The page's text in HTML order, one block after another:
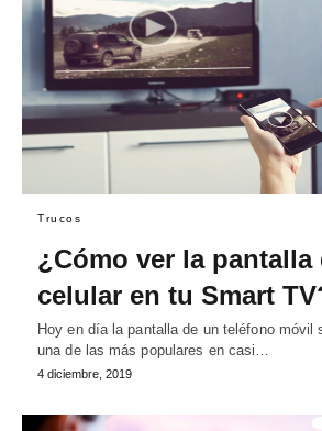
Trucos
¿Cómo ver la pantalla
celular en tu Smart
Hoy en día la pantalla de un teléfono móvil
una de las más populares en casi…
4 diciembre, 2019